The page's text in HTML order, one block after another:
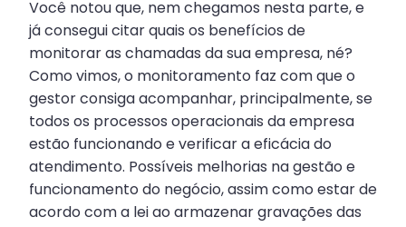
Você notou que, nem chegamos nesta parte, e
já consegui citar quais os benefícios de
monitorar as chamadas da sua empresa, né?
Como vimos, o monitoramento faz com que o
gestor consiga acompanhar, principalmente, se
todos os processos operacionais da empresa
estão funcionando e verificar a eficácia do
atendimento. Possíveis melhorias na gestão e
funcionamento do negócio, assim como estar de
acordo com a lei ao armazenar gravações das